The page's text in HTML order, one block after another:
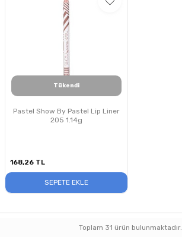
Tükendi
Pastel Show By Pastel Lip Liner
205 1.14g
168,26 TL
SEPETE EKLE
Toplam 31 ürün bulunmaktadır.